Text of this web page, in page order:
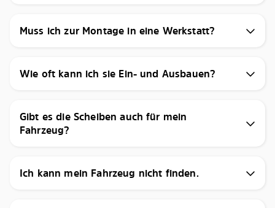
Muss ich zur Montage in eine Werkstatt?
Wie oft kann ich sie Ein- und Ausbauen?
Gibt es die Scheiben auch für mein
Fahrzeug?
Ich kann mein Fahrzeug nicht finden.